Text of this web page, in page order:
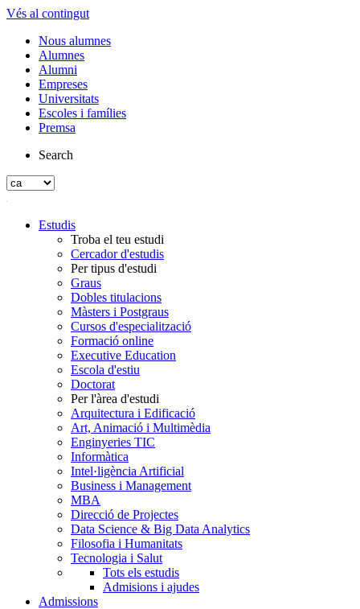
Vés al contingut
Nous alumnes
Alumnes
Alumni
Empreses
Universitats
Escoles i famílies
Premsa
Search
Estudis
Troba el teu estudi
Cercador d'estudis
Per tipus d'estudi
Graus
Dobles titulacions
Màsters i Postgraus
Cursos d'especialització
Formació online
Executive Education
Escola d'estiu
Doctorat
Per l'àrea d'estudi
Arquitectura i Edificació
Art, Animació i Multimèdia
Enginyeries TIC
Informàtica
Intel·ligència Artificial
Business i Management
MBA
Direcció de Projectes
Data Science & Big Data Analytics
Filosofia i Humanitats
Tecnologia i Salut
Tots els estudis
Admisions i ajudes
Admissions